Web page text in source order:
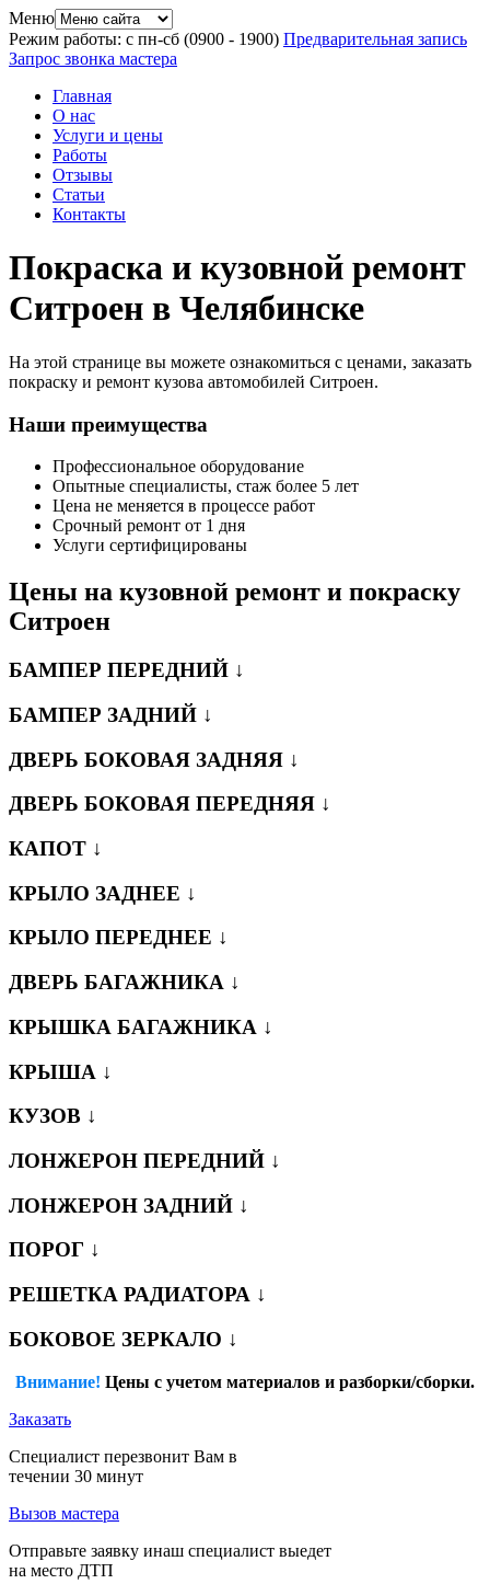
Меню
Режим работы: с пн-сб (0900 - 1900) Предварительная запись
Запрос звонка мастера
Главная
О нас
Услуги и цены
Работы
Отзывы
Статьи
Контакты
Покраска и кузовной ремонт
Ситроен в Челябинске
На этой странице вы можете ознакомиться с ценами, заказать
покраску и ремонт кузова автомобилей Ситроен.
Наши преимущества
Профессиональное оборудование
Опытные специалисты, стаж более 5 лет
Цена не меняется в процессе работ
Срочный ремонт от 1 дня
Услуги сертифицированы
Цены на кузовной ремонт и покраску
Ситроен
БАМПЕР ПЕРЕДНИЙ ↓
БАМПЕР ЗАДНИЙ ↓
ДВЕРЬ БОКОВАЯ ЗАДНЯЯ ↓
ДВЕРЬ БОКОВАЯ ПЕРЕДНЯЯ ↓
КАПОТ ↓
КРЫЛО ЗАДНЕЕ ↓
КРЫЛО ПЕРЕДНЕЕ ↓
ДВЕРЬ БАГАЖНИКА ↓
КРЫШКА БАГАЖНИКА ↓
КРЫША ↓
КУЗОВ ↓
ЛОНЖЕРОН ПЕРЕДНИЙ ↓
ЛОНЖЕРОН ЗАДНИЙ ↓
ПОРОГ ↓
РЕШЕТКА РАДИАТОРА ↓
БОКОВОЕ ЗЕРКАЛО ↓
Внимание! Цены с учетом материалов и разборки/сборки.
Заказать
Специалист перезвонит Вам в
течении 30 минут
Вызов мастера
Отправьте заявку инаш специалист выедет
на место ДТП